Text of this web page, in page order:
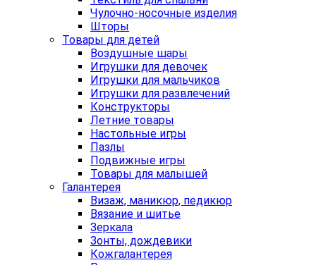
Чулочно-носочные изделия
Шторы
Товары для детей
Воздушные шары
Игрушки для девочек
Игрушки для мальчиков
Игрушки для развлечений
Конструкторы
Летние товары
Настольные игры
Пазлы
Подвижные игры
Товары для малышей
Галантерея
Визаж, маникюр, педикюр
Вязание и шитье
Зеркала
Зонты, дождевики
Кожгалантерея